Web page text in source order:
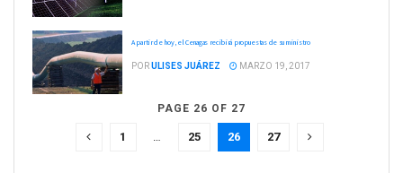
A partir de hoy, el Cenagas recibirá propuestas de suministro
PORULISES JUÁREZ MARZO 19, 2017
PAGE 26 OF 27
1 … 25 26 27